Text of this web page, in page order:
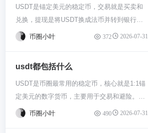
就能收到了。
里。定期关注平台动态和社区反馈，发现不对
劲随时准备撤出。记住质押期间资金流动性会
受限，急用钱的时候可能取不出来。
ACH（美国）这种本地转账，手续费低但到账
慢点。有些地方还支持Apple Pay、Google
Pay甚至PayPal，看平台支持情况。操作就是
提示走完付款流程就行。 钱到了平台账户里，
它换成USDT。一般在“交易”或“现货”页面，找
到USDT的交易对，比如USD/USDT。输入你
想用多少法币买USDT，或者直接输入想买的
个道理。记得啊，不同链上的USDT是分开显
示的，比如以太坊上的和波场上的，你得瞅清
楚是哪个链的余额。 万一你忘了用哪个钱包，
浏览器了。这玩意儿就像是区块链的公开账
符）复制下来，打开比如etherscan.io（查以太
坊链的）或者tronscan.org（查波场链的）。
把地址粘贴到搜索栏一敲回车，这个地址里所
其溢价行情，需紧盯市场整体趋势、主流交易
所价差及链上资金动向。 你得先搞明白USDT
是啥。它就是个稳定币，理论上一直死盯着一
交易价格什么时候能高过1美元，也就是出现
溢价。这东西在牛市里特别常见，一堆人急着
拿钱冲进币圈买比特币、以太坊，最简单的方
法就是先把人民币或其他法币换成USDT。买
USDT是锚定美元的稳定币，交易就是买卖和
兑换，提现是将USDT换成法币并转到银行
卡。核心操作是：在交易所卖出USDT获得人
定，提现时注意手续费和到账时间。 USDT也
叫泰达币，你可以把它理解成数字货币里的“数
字美元”，1 USDT基本等于1美元。它最大的用
处就是在币圈当个中间人，比如你买比特币怕
币圈小叶 372 2026-07-31
usdt都包括什么
USDT是币圈最常用的稳定币，核心就是1:1锚
定美元的数字货币，主要用于交易和避险。它
不只有一种，而是有多种类型，主要区别在于
币圈小叶 490 2026-07-31